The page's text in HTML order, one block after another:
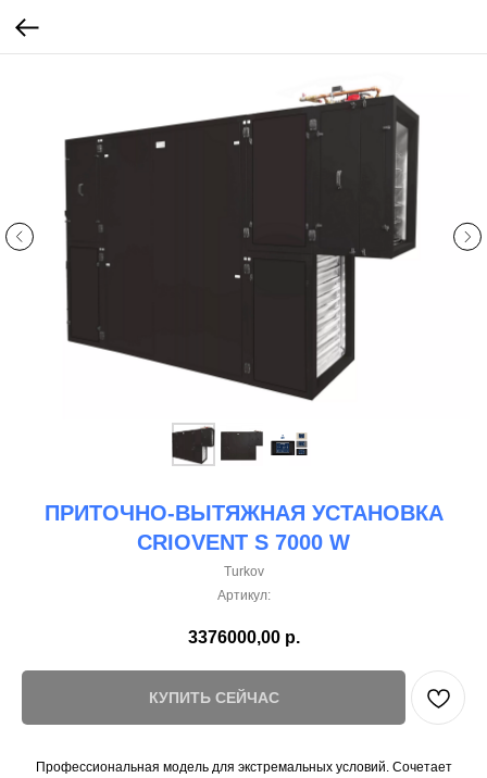
ПРИТОЧНО-ВЫТЯЖНАЯ УСТАНОВКА
CRIOVENT S 7000 W
Turkov
Артикул:
3376000,00 р.
КУПИТЬ СЕЙЧАС
Профессиональная модель для экстремальных условий. Сочетает